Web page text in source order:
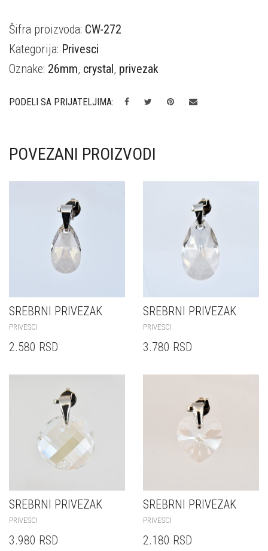
Šifra proizvoda: CW-272
Kategorija: Privesci
Oznake: 26mm, crystal, privezak
PODELI SA PRIJATELJIMA:
POVEZANI PROIZVODI
SREBRNI PRIVEZAK
PRIVESCI
2.580 RSD
SREBRNI PRIVEZAK
PRIVESCI
3.780 RSD
SREBRNI PRIVEZAK
PRIVESCI
3.980 RSD
SREBRNI PRIVEZAK
PRIVESCI
2.180 RSD